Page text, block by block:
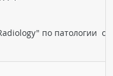
по патологии